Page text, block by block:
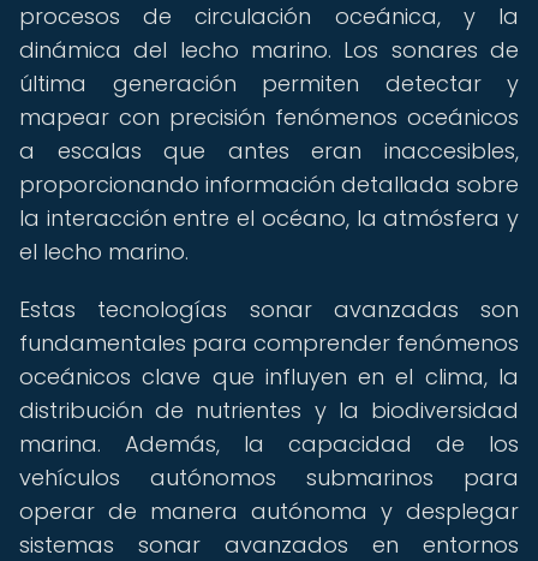
procesos de circulación oceánica, y la
dinámica del lecho marino. Los sonares de
última generación permiten detectar y
mapear con precisión fenómenos oceánicos
a escalas que antes eran inaccesibles,
proporcionando información detallada sobre
la interacción entre el océano, la atmósfera y
el lecho marino.
Estas tecnologías sonar avanzadas son
fundamentales para comprender fenómenos
oceánicos clave que influyen en el clima, la
distribución de nutrientes y la biodiversidad
marina. Además, la capacidad de los
vehículos autónomos submarinos para
operar de manera autónoma y desplegar
sistemas sonar avanzados en entornos